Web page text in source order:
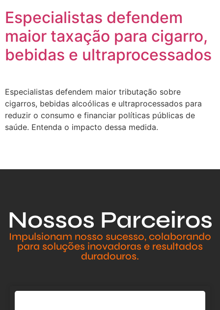
Especialistas defendem
maior taxação para cigarro,
bebidas e ultraprocessados
Especialistas defendem maior tributação sobre
cigarros, bebidas alcoólicas e ultraprocessados para
reduzir o consumo e financiar políticas públicas de
saúde. Entenda o impacto dessa medida.
Nossos Parceiros
Impulsionam nosso sucesso, colaborando
para soluções inovadoras e resultados
duradouros.